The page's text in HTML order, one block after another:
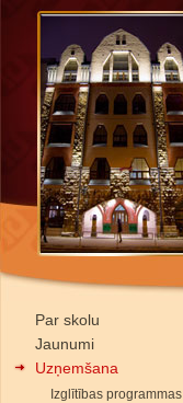
Par skolu
Jaunumi
Uzņemšana
Izglītības programmas